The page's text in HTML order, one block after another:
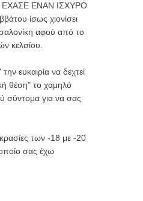
να ΕΧΑΣΕ ΕΝΑΝ ΙΣΧΥΡΟ
ίσως χιονίσει
αφού από το
κελσίου.
ευκαιρία να δεχτεί
θέση" το χαμηλό
σύντομα για να σας
των -18 με -20
σας έχω